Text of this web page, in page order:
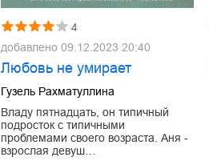
4
добавлено 09.12.2023 20:40
Любовь не умирает
Гузель Рахматуллина
Владу пятнадцать, он типичный
подросток с типичными
проблемами своего возраста. Аня -
взрослая девуш…